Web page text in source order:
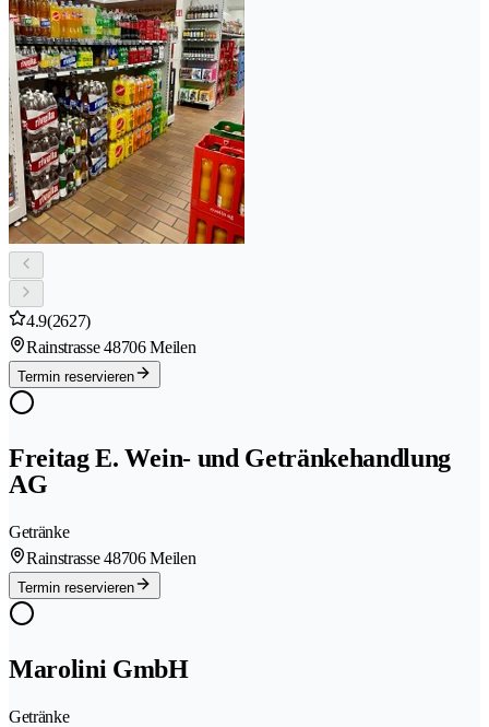
4.9(2627)
Rainstrasse 48706 Meilen
Termin reservieren
Freitag E. Wein- und Getränkehandlung
AG
Getränke
Rainstrasse 48706 Meilen
Termin reservieren
Marolini GmbH
Getränke